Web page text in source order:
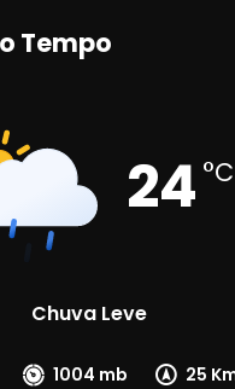
Tempo
24 °C
Chuva Leve
1004 mb 25